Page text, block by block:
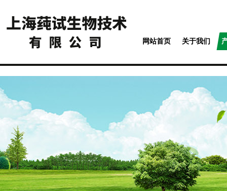
网站首页 关于我们